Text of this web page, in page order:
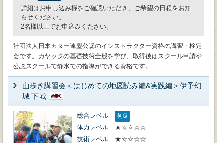
詳細はお申し込み欄をご確認いただき、ご希望の日程をお知
らせください。
2名様以上でお申込みください。
社団法人日本カヌー連盟公認のインストラクター資格の講習・検定
会です。カヤックの基礎技術全般を学び、取得後はスクール申請や
公認スクールで静水での指導ができる資格です。
山歩き講習会＜はじめての地図読み編&実践編＞伊予幻
城 下城
総合レベル 初級
体力レベル
★☆☆☆☆
技術レベル
★☆☆☆☆